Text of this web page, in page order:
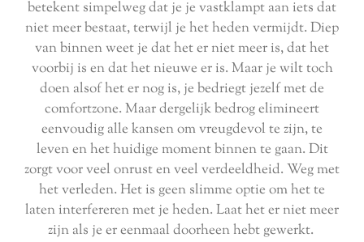
betekent simpelweg dat je je vastklampt aan iets dat
niet meer bestaat, terwijl je het heden vermijdt. Diep
van binnen weet je dat het er niet meer is, dat het
voorbij is en dat het nieuwe er is. Maar je wilt toch
doen alsof het er nog is, je bedriegt jezelf met de
comfortzone. Maar dergelijk bedrog elimineert
eenvoudig alle kansen om vreugdevol te zijn, te
leven en het huidige moment binnen te gaan. Dit
zorgt voor veel onrust en veel verdeeldheid. Weg met
het verleden. Het is geen slimme optie om het te
laten interfereren met je heden. Laat het er niet meer
zijn als je er eenmaal doorheen hebt gewerkt.